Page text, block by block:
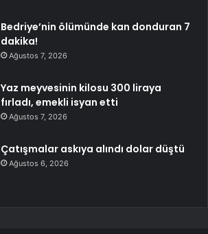
Bedriye’nin ölümünde kan donduran 7
dakika!
Ağustos 7, 2026
Yaz meyvesinin kilosu 300 liraya
fırladı, emekli isyan etti
Ağustos 7, 2026
Çatışmalar askıya alındı dolar düştü
Ağustos 6, 2026